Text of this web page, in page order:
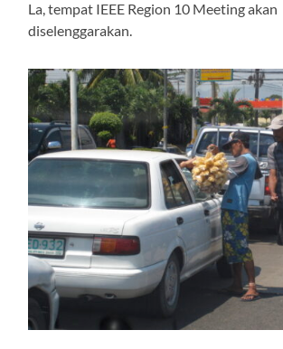
La, tempat IEEE Region 10 Meeting akan
diselenggarakan.